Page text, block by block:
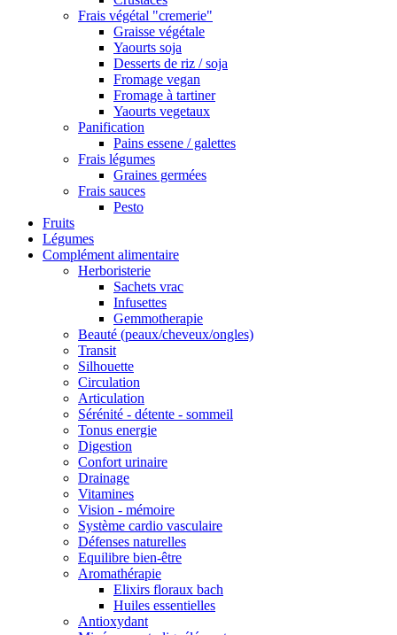
Frais végétal "cremerie"
Graisse végétale
Yaourts soja
Desserts de riz / soja
Fromage vegan
Fromage à tartiner
Yaourts vegetaux
Panification
Pains essene / galettes
Frais légumes
Graines germées
Frais sauces
Pesto
Fruits
Légumes
Complément alimentaire
Herboristerie
Sachets vrac
Infusettes
Gemmotherapie
Beauté (peaux/cheveux/ongles)
Transit
Silhouette
Circulation
Articulation
Sérénité - détente - sommeil
Tonus energie
Digestion
Confort urinaire
Drainage
Vitamines
Vision - mémoire
Système cardio vasculaire
Défenses naturelles
Equilibre bien-être
Aromathérapie
Elixirs floraux bach
Huiles essentielles
Antioxydant